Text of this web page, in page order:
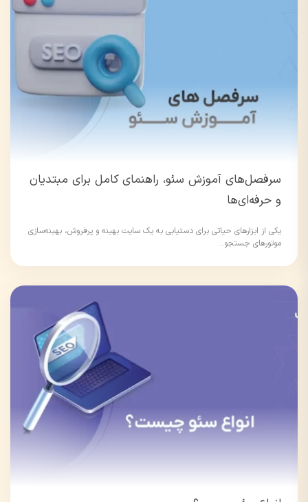
سرفصل‌های آموزش سئو، راهنمای کامل برای مبتدیان
و حرفه‌ای‌ها
یکی از ابزارهای حیاتی برای دستیابی به یک سایت بهینه و پرفروش، بهینه‌سازی
موتورهای جستجو...